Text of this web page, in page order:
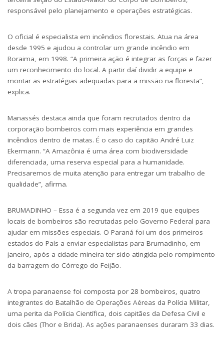
responsável pelo planejamento e operações estratégicas.
O oficial é especialista em incêndios florestais. Atua na área
desde 1995 e ajudou a controlar um grande incêndio em
Roraima, em 1998. “A primeira ação é integrar as forças e fazer
um reconhecimento do local. A partir daí dividir a equipe e
montar as estratégias adequadas para a missão na floresta”,
explica.
Manassés destaca ainda que foram recrutados dentro da
corporação bombeiros com mais experiência em grandes
incêndios dentro de matas. É o caso do capitão André Luiz
Ekermann. “A Amazônia é uma área com biodiversidade
diferenciada, uma reserva especial para a humanidade.
Precisaremos de muita atenção para entregar um trabalho de
qualidade”, afirma.
BRUMADINHO – Essa é a segunda vez em 2019 que equipes
locais de bombeiros são recrutadas pelo Governo Federal para
ajudar em missões especiais. O Paraná foi um dos primeiros
estados do País a enviar especialistas para Brumadinho, em
janeiro, após a cidade mineira ter sido atingida pelo rompimento
da barragem do Córrego do Feijão.
A tropa paranaense foi composta por 28 bombeiros, quatro
integrantes do Batalhão de Operações Aéreas da Polícia Militar,
uma perita da Polícia Científica, dois capitães da Defesa Civil e
dois cães (Thor e Brida). As ações paranaenses duraram 33 dias.